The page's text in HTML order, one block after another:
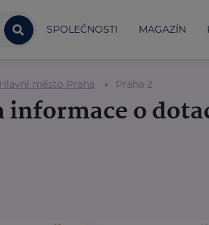
SPOLEČNOSTI MAGAZÍN
Hlavní město Praha Praha 2
o